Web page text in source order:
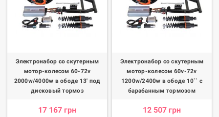
Электронабор со скутерным
мотор-колесом 60-72v
2000w/4000w в ободе 13' под
дисковый тормоз
17 167 грн
Электронабор со скутерным
мотор-колесом 60v-72v
1200w/2400w в ободе 10`` с
барабанным тормозом
12 507 грн